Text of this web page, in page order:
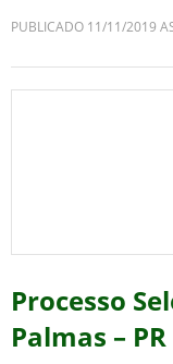
PUBLICADO 11/11/2019
Processo
Palmas – PR